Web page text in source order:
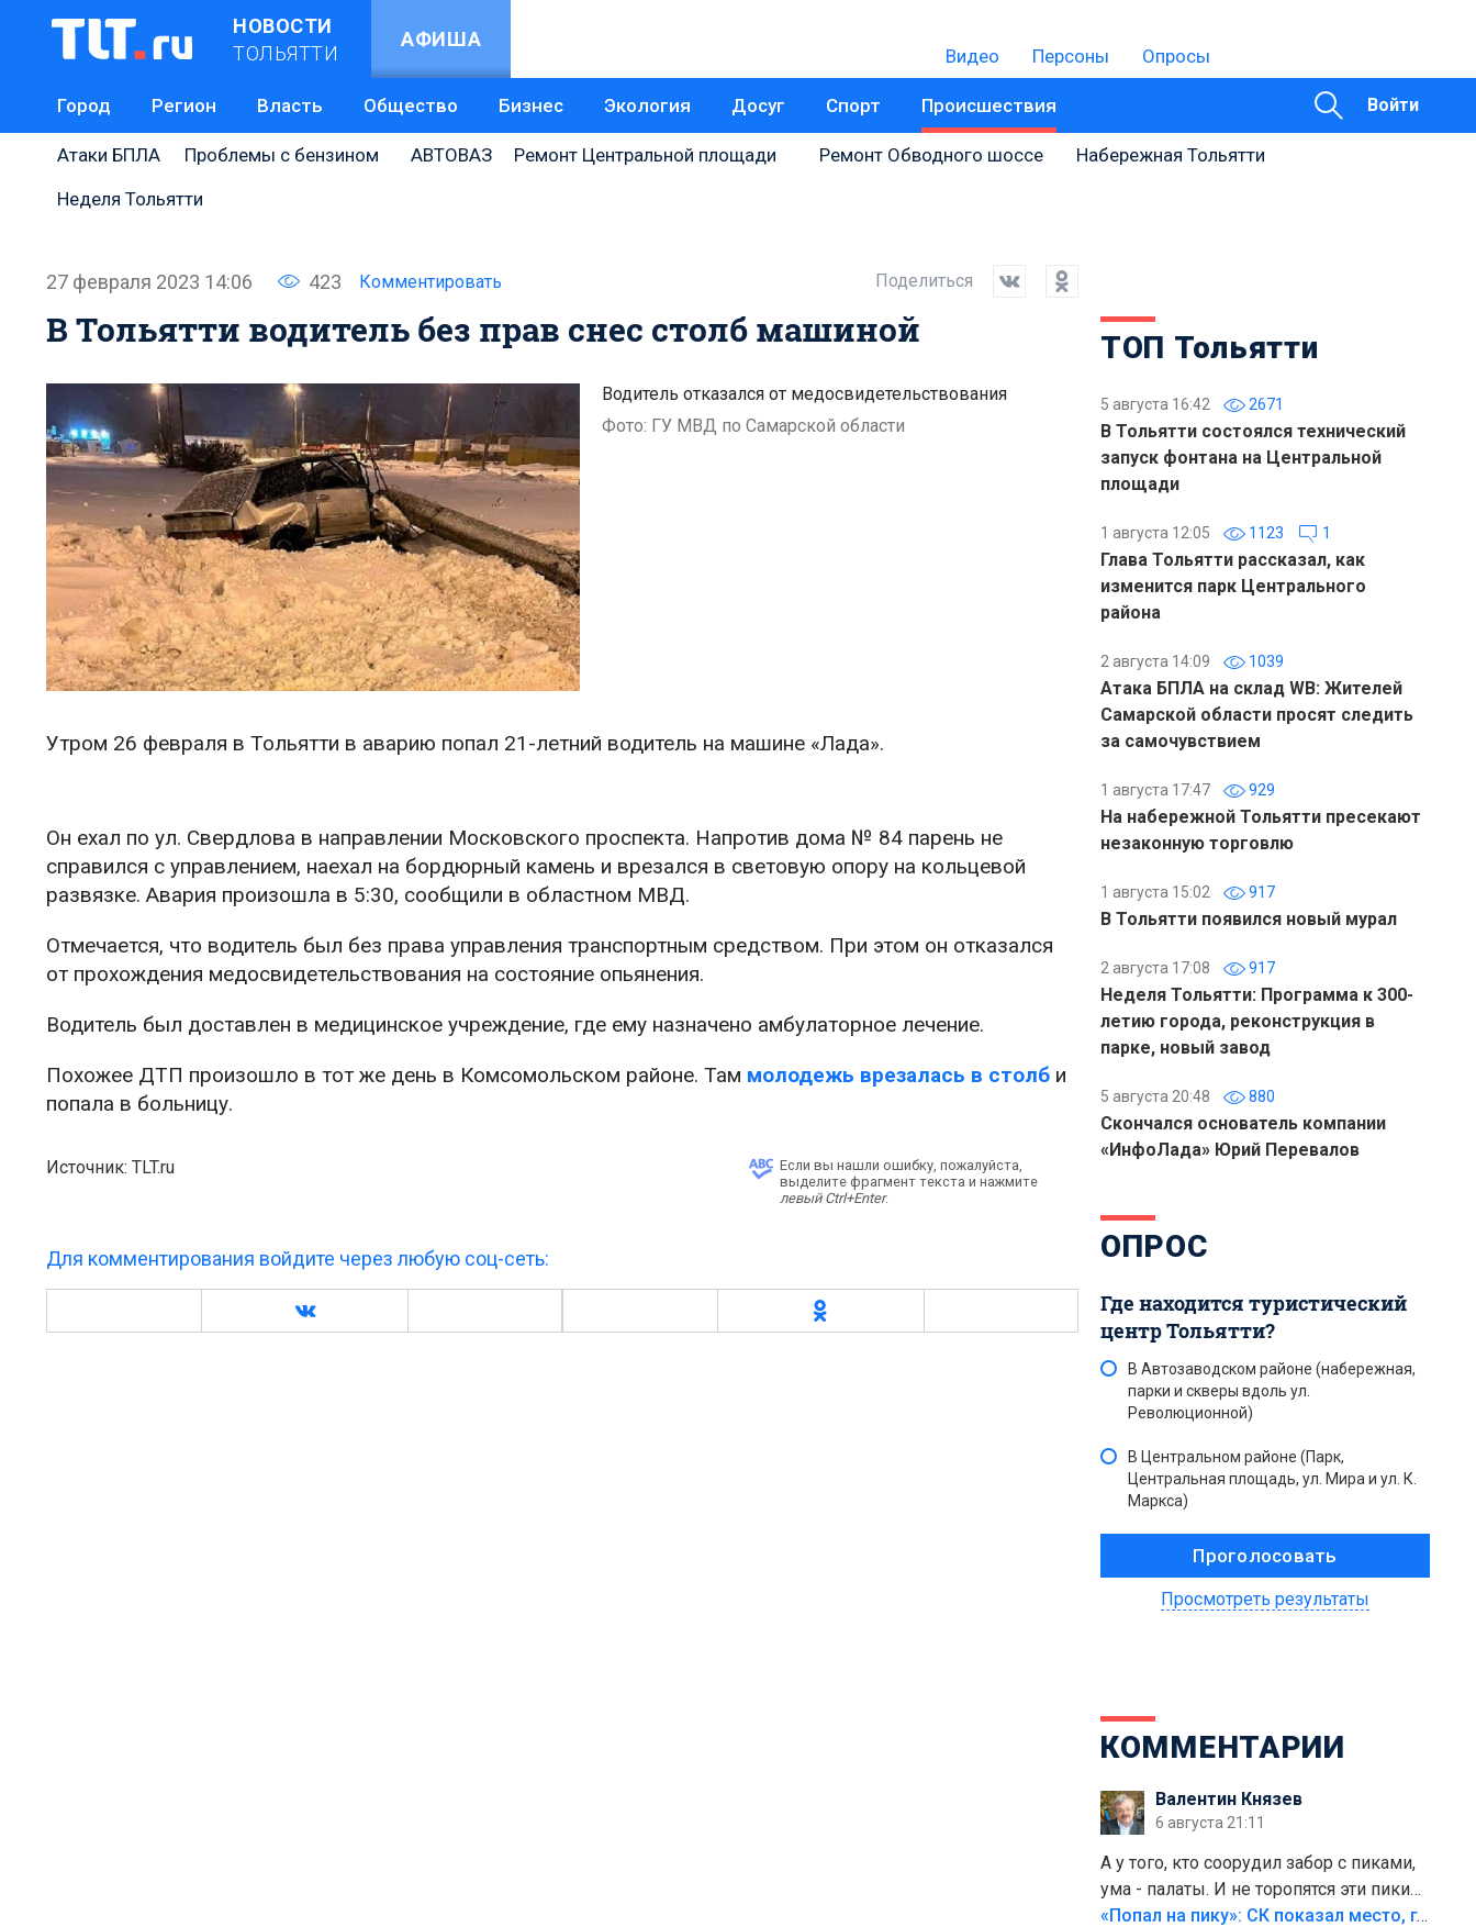
НОВОСТИ
ТОЛЬЯТТИ
АФИША
Видео Персоны Опросы
Город Регион Власть Общество Бизнес Экология Досуг Спорт Происшествия Войти
Атаки БПЛА Проблемы с бензином АВТОВАЗ Ремонт Центральной площади Ремонт Обводного шоссе
Набережная Тольятти
Неделя Тольятти
27 февраля 2023 14:06 423 Комментировать Поделиться
В Тольятти водитель без прав снес столб машиной
Водитель отказался от медосвидетельствования
Фото: ГУ МВД по Самарской области
Утром 26 февраля в Тольятти в аварию попал 21-летний водитель на машине «Лада».
Он ехал по ул. Свердлова в направлении Московского проспекта. Напротив дома № 84 парень не
справился с управлением, наехал на бордюрный камень и врезался в световую опору на кольцевой
развязке. Авария произошла в 5:30, сообщили в областном МВД.
Отмечается, что водитель был без права управления транспортным средством. При этом он отказался
от прохождения медосвидетельствования на состояние опьянения.
Водитель был доставлен в медицинское учреждение, где ему назначено амбулаторное лечение.
Похожее ДТП произошло в тот же день в Комсомольском районе. Там молодежь врезалась в столб и
попала в больницу.
Источник: TLT.ru
Если вы нашли ошибку, пожалуйста,
выделите фрагмент текста и нажмите
левый Ctrl+Enter.
Для комментирования войдите через любую соц-сеть:
ТОП Тольятти
5 августа 16:42 2671
В Тольятти состоялся технический
запуск фонтана на Центральной
площади
1 августа 12:05 1123 1
Глава Тольятти рассказал, как
изменится парк Центрального
района
2 августа 14:09 1039
Атака БПЛА на склад WB: Жителей
Самарской области просят следить
за самочувствием
1 августа 17:47 929
На набережной Тольятти пресекают
незаконную торговлю
1 августа 15:02 917
В Тольятти появился новый мурал
2 августа 17:08 917
Неделя Тольятти: Программа к 300-
летию города, реконструкция в
парке, новый завод
5 августа 20:48 880
Скончался основатель компании
«ИнфоЛада» Юрий Перевалов
ОПРОС
Где находится туристический
центр Тольятти?
В Автозаводском районе (набережная,
парки и скверы вдоль ул.
Революционной)
В Центральном районе (Парк,
Центральная площадь, ул. Мира и ул. К.
Маркса)
Просмотреть результаты
КОММЕНТАРИИ
Валентин Князев
6 августа 21:11
А у того, кто соорудил забор с пиками,
ума - палаты. И не торопятся эти пики
срезать
«Попал на пику»: СК показал место, где был смертельно травмирован ребенок в Тольятти